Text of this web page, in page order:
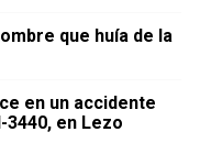
que huía de la
en un accidente
en Lezo